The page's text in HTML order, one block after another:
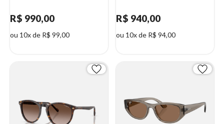
R$ 990,00
ou 10x de R$ 99,00
R$ 940,00
ou 10x de R$ 94,00